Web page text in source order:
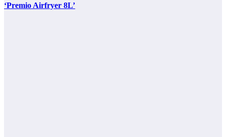
‘Premio Airfryer 8L’